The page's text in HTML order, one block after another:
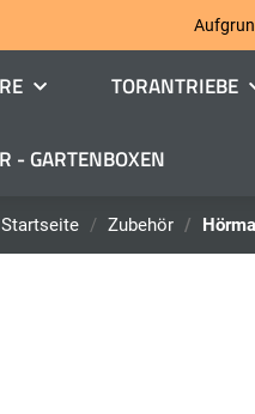
TORANTRIEBE
- GARTENBOXEN
Startseite Zubehör